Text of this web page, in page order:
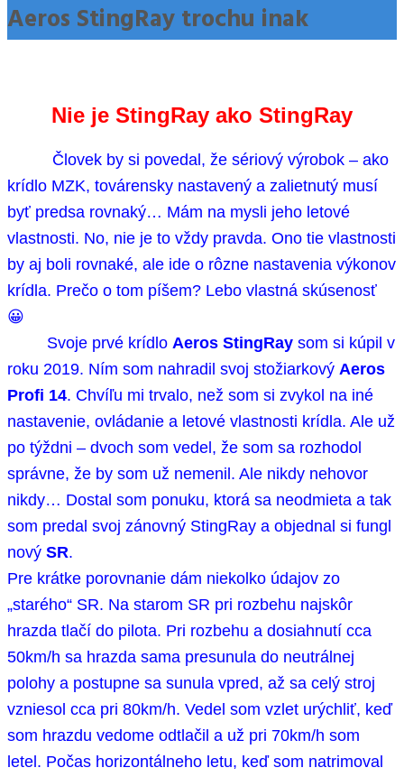
Aeros StingRay trochu inak
Nie je StingRay ako StingRay
Človek by si povedal, že sériový výrobok – ako
krídlo MZK, továrensky nastavený a zalietnutý musí
byť predsa rovnaký… Mám na mysli jeho letové
vlastnosti. No, nie je to vždy pravda. Ono tie vlastnosti
by aj boli rovnaké, ale ide o rôzne nastavenia výkonov
krídla. Prečo o tom píšem? Lebo vlastná skúsenosť
😀
Svoje prvé krídlo Aeros StingRay som si kúpil v
roku 2019. Ním som nahradil svoj stožiarkový Aeros
Profi 14. Chvíľu mi trvalo, než som si zvykol na iné
nastavenie, ovládanie a letové vlastnosti krídla. Ale už
po týždni – dvoch som vedel, že som sa rozhodol
správne, že by som už nemenil. Ale nikdy nehovor
nikdy… Dostal som ponuku, ktorá sa neodmieta a tak
som predal svoj zánovný StingRay a objednal si fungl
nový SR.
Pre krátke porovnanie dám niekolko údajov zo
„starého“ SR. Na starom SR pri rozbehu najskôr
hrazda tlačí do pilota. Pri rozbehu a dosiahnutí cca
50km/h sa hrazda sama presunula do neutrálnej
polohy a postupne sa sunula vpred, až sa celý stroj
vzniesol cca pri 80km/h. Vedel som vzlet urýchliť, keď
som hrazdu vedome odtlačil a už pri 70km/h som
letel. Počas horizontálneho letu, keď som natrimoval